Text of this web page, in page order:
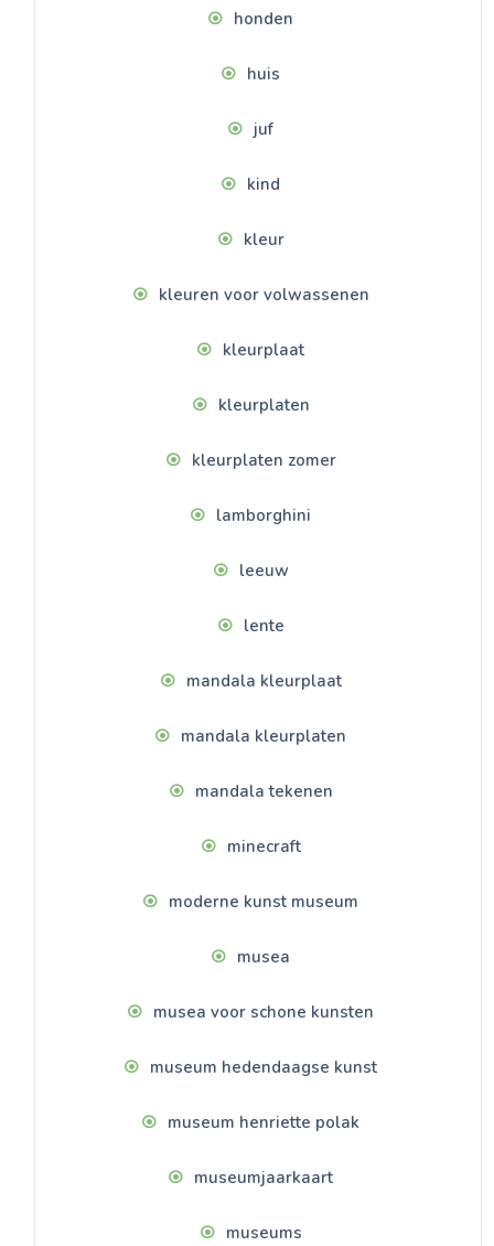
honden
huis
juf
kind
kleur
kleuren voor volwassenen
kleurplaat
kleurplaten
kleurplaten zomer
lamborghini
leeuw
lente
mandala kleurplaat
mandala kleurplaten
mandala tekenen
minecraft
moderne kunst museum
musea
musea voor schone kunsten
museum hedendaagse kunst
museum henriette polak
museumjaarkaart
museums